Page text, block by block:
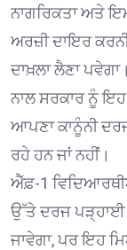
ਨਾਗਰਿਕਤਾ ਅਤੇ
ਅਰਜ਼ੀ ਦਾਇਰ
ਦਾਖ਼ਲਾ ਲੈਣਾ
ਨਾਲ ਸਰਕਾਰ ਨੂੰ ਇਹ
ਆਪਣਾ ਕਾਨੂੰਨੀ
ਰਹੇ ਹਨ ਜਾਂ ਨਹੀਂ।
ਐੱਫ਼-1
ਉੱਤੇ ਦਰਜ ਪੜ੍ਹਾਈ
ਜਾਵੇਗਾ, ਪਰ ਇਹ